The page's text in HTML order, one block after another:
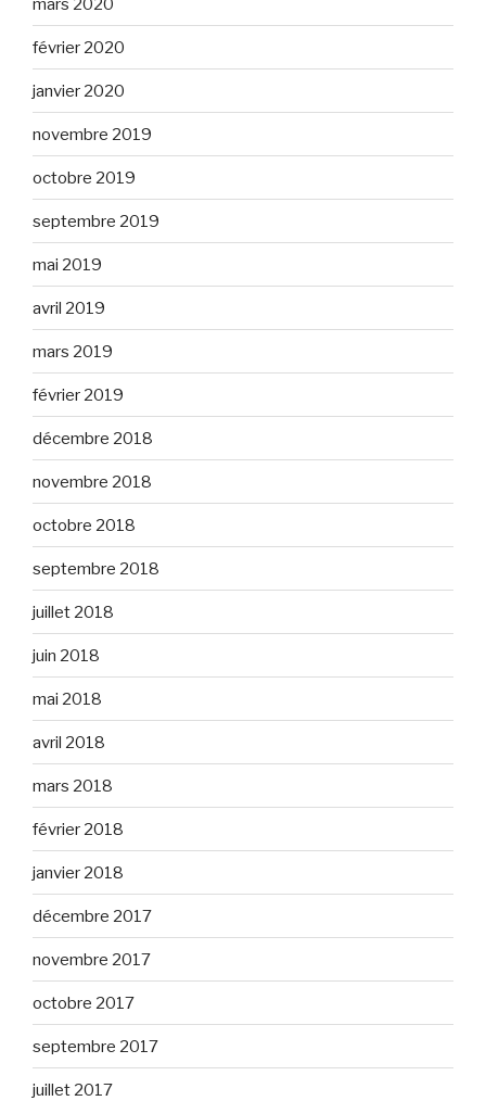
février 2020
janvier 2020
novembre 2019
octobre 2019
septembre 2019
mai 2019
avril 2019
mars 2019
février 2019
décembre 2018
novembre 2018
octobre 2018
septembre 2018
juillet 2018
juin 2018
mai 2018
avril 2018
mars 2018
février 2018
janvier 2018
décembre 2017
novembre 2017
octobre 2017
septembre 2017
juillet 2017